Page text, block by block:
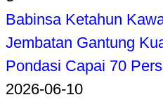
Babinsa Ketahun
Jembatan Gantung
Pondasi Capai 70
2026-06-10